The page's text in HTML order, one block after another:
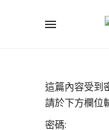
這篇內容受到
請於下方欄位
密碼: